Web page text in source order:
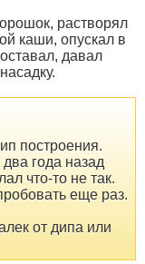
растворял
каши, опускал в
давал
построения.
года назад
что-то не так.
еще раз.
от дипа или